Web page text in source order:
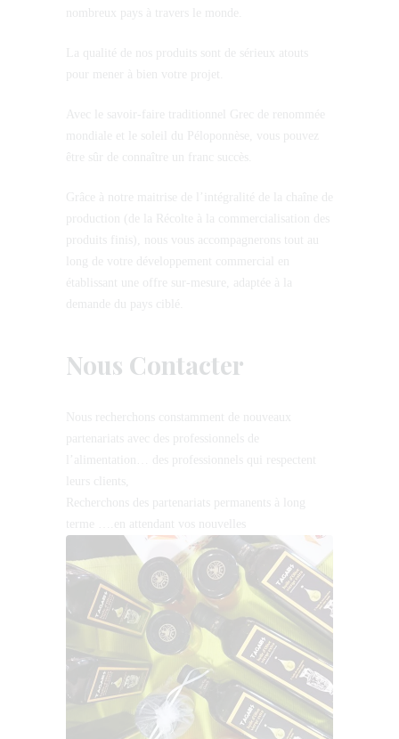
nombreux pays à travers le monde.
La qualité de nos produits sont de sérieux atouts
pour mener à bien votre projet.
Avec le savoir-faire traditionnel Grec de renommée
mondiale et le soleil du Péloponnèse, vous pouvez
être sûr de connaître un franc succès.
Grâce à notre maitrise de l’intégralité de la chaîne de
production (de la Récolte à la commercialisation des
produits finis), nous vous accompagnerons tout au
long de votre développement commercial en
établissant une offre sur-mesure, adaptée à la
demande du pays ciblé.
Nous Contacter
Nous recherchons constamment de nouveaux
partenariats avec des professionnels de
l’alimentation… des professionnels qui respectent
leurs clients,
Recherchons des partenariats permanents à long
terme ….en attendant vos nouvelles